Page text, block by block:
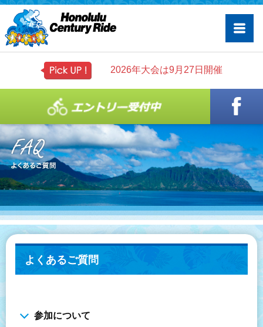
2026年大会は9月27日開催
よくあるご質問
参加について